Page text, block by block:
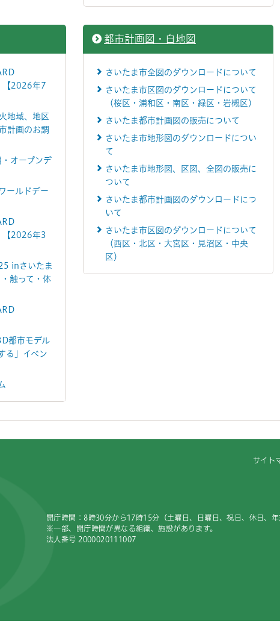
【2026年7
地域、地区
計画のお調
オープンデ
ールドデー
【2026年3
inさいたま
触って・体
都市モデル
る」イベン
都市計画図・白地図
さいたま市全図のダウンロードについて
さいたま市区図のダウンロードについて
（桜区・浦和区・南区・緑区・岩槻区）
さいたま都市計画図の販売について
さいたま市地形図のダウンロードについ
て
さいたま市地形図、区図、全図の販売に
ついて
さいたま都市計画図のダウンロードにつ
いて
さいたま市区図のダウンロードについて
（西区・北区・大宮区・見沼区・中央
区）
サイト
開庁時間：8時30分から17時15分（土曜日、日曜日、祝日、休日、年
※一部、開庁時間が異なる組織、施設があります。
法人番号 2000020111007